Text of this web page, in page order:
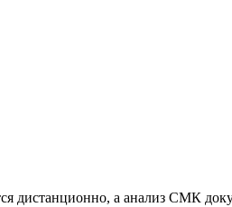
дистанционно, а анализ СМК